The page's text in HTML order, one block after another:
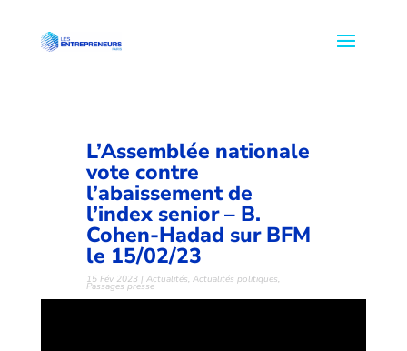
L’Assemblée nationale
vote contre
l’abaissement de
l’index senior – B.
Cohen-Hadad sur BFM
le 15/02/23
15 Fév 2023 |Actualités,Actualités politiques,
Passages presse